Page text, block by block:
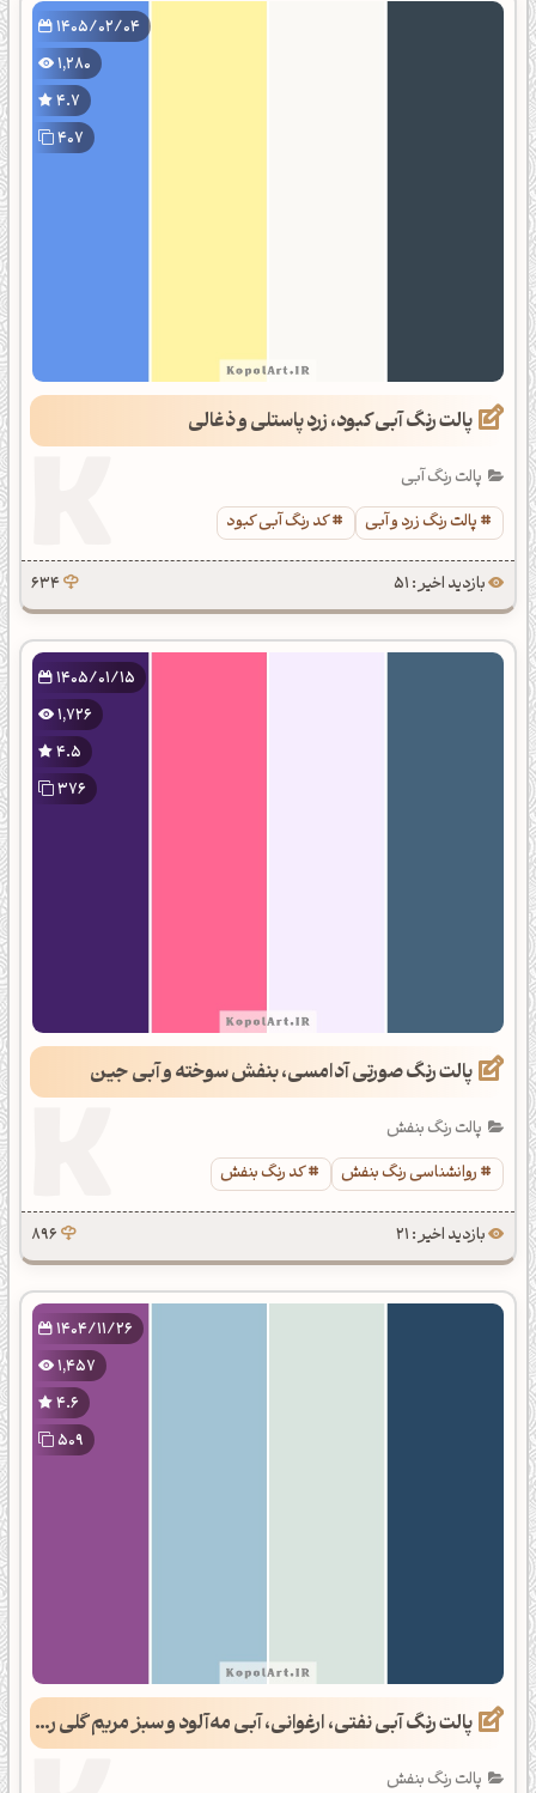
1405/02/04
1,280
4.7
407
پالت رنگ آبی کبود، زرد پاستلی و ذغالی
پالت رنگ آبی
پالت رنگ زرد و آبی
کد رنگ آبی کبود
بازدید اخیر : 51 634
1405/01/15
1,726
4.5
376
پالت رنگ صورتی آدامسی، بنفش سوخته و آبی جین
پالت رنگ بنفش
روانشناسی رنگ بنفش
کد رنگ بنفش
بازدید اخیر : 21 896
1404/11/26
1,457
4.6
509
پالت رنگ آبی نفتی، ارغوانی، آبی مه‌آلود و سبز مریم گلی روشن
پالت رنگ بنفش